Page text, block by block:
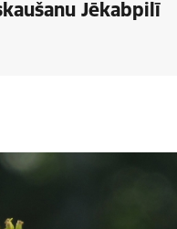
Jēkabpilī